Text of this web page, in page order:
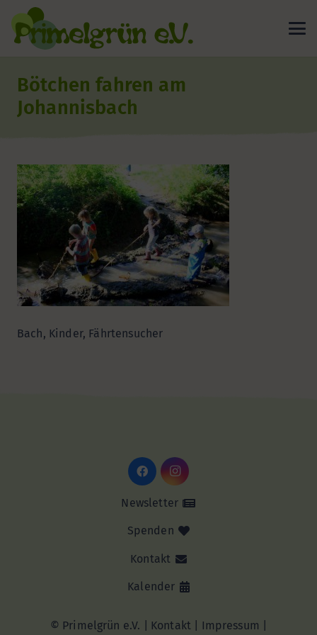
Bötchen fahren am
Johannisbach
Bach, Kinder, Fährtensucher
Newsletter
Spenden
Kontakt
Kalender
© Primelgrün e.V. | Kontakt Impressum